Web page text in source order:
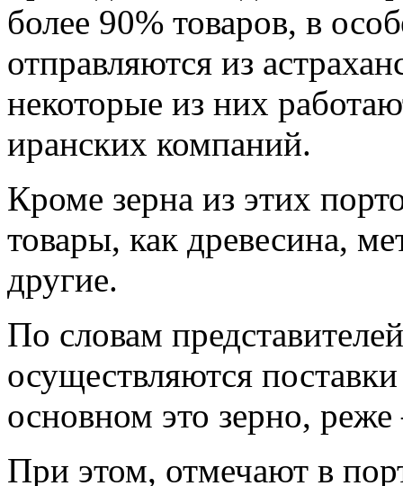
более 90% товаров, в
отправляются из
некоторые из них
иранских компаний.
Кроме зерна из этих
товары, как древесина,
другие.
По словам
осуществляются
основном это зерно,
При этом, отмечают в